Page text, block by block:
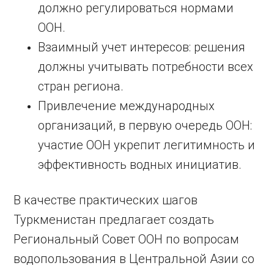
должно регулироваться нормами
ООН.
Взаимный учет интересов: решения
должны учитывать потребности всех
стран региона.
Привлечение международных
организаций, в первую очередь ООН:
участие ООН укрепит легитимность и
эффективность водных инициатив.
В качестве практических шагов
Туркменистан предлагает создать
Региональный Совет ООН по вопросам
водопользования в Центральной Азии со